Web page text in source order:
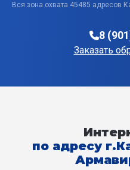
Вся зона охвата 45485 адресов
8
Заказать
по адресу